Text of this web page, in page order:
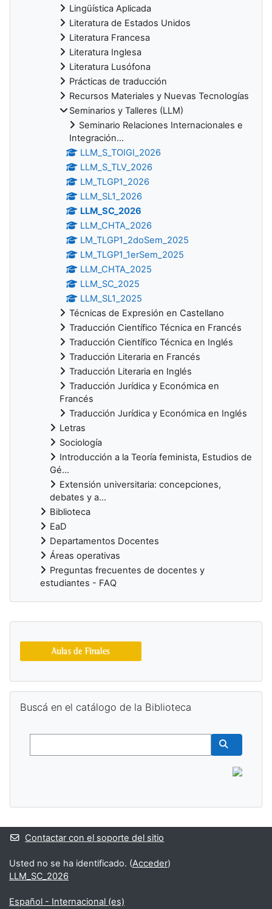
Lingüística Aplicada
Literatura de Estados Unidos
Literatura Francesa
Literatura Inglesa
Literatura Lusófona
Prácticas de traducción
Recursos Materiales y Nuevas Tecnologías
Seminarios y Talleres (LLM)
Seminario Relaciones Internacionales e
Integración...
LLM_S_TOIGI_2026
LLM_S_TLV_2026
LM_TLGP1_2026
LLM_SL1_2026
LLM_SC_2026
LLM_CHTA_2026
LM_TLGP1_2doSem_2025
LM_TLGP1_1erSem_2025
LLM_CHTA_2025
LLM_SC_2025
LLM_SL1_2025
Técnicas de Expresión en Castellano
Traducción Científico Técnica en Francés
Traducción Científico Técnica en Inglés
Traducción Literaria en Francés
Traducción Literaria en Inglés
Traducción Jurídica y Económica en
Francés
Traducción Jurídica y Económica en Inglés
Letras
Sociología
Introducción a la Teoría feminista, Estudios de
Gé...
Extensión universitaria: concepciones,
debates y a...
Biblioteca
EaD
Departamentos Docentes
Áreas operativas
Preguntas frecuentes de docentes y
estudiantes - FAQ
Bloques suplementarios
Buscá en el catálogo de la Biblioteca
Buscar
Contactar con el soporte del sitio
Usted no se ha identificado. (Acceder)
LLM_SC_2026
Español - Internacional ‎(es)‎